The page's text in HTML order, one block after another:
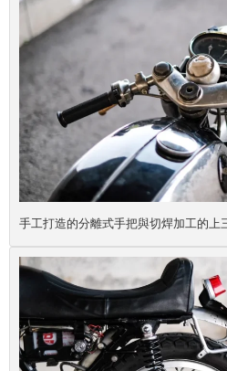
手工打造的分離式手把與切焊加工的上